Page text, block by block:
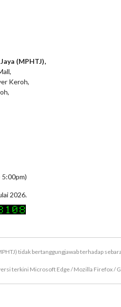
(MPHTJ),
Keroh,
5:00pm)
2026.
tidak bertanggungjawab terhadap
terkini Microsoft Edge / Mozilla Firefox /